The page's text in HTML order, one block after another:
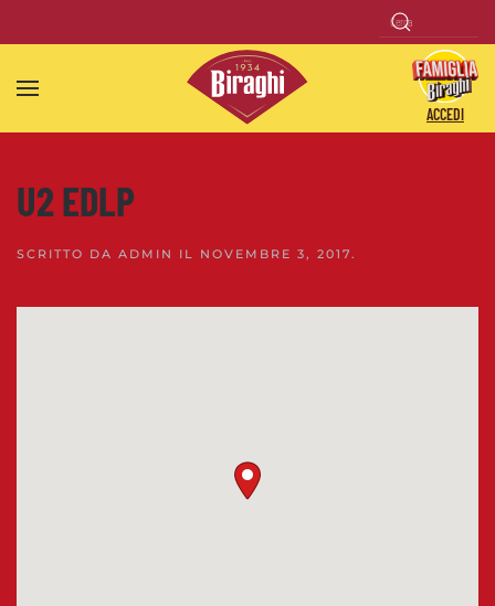
Skip to main content
ACCEDI
U2 EDLP
SCRITTO DA ADMIN IL NOVEMBRE 3, 2017.